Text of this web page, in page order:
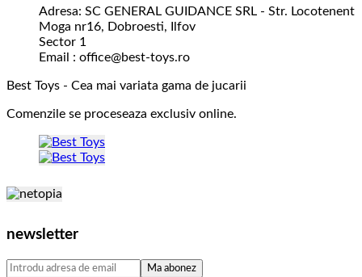
Adresa: SC GENERAL GUIDANCE SRL - Str. Locotenent
Moga nr16, Dobroesti, Ilfov
Sector 1
Email : office@best-toys.ro
Best Toys - Cea mai variata gama de jucarii
Comenzile se proceseaza exclusiv online.
newsletter